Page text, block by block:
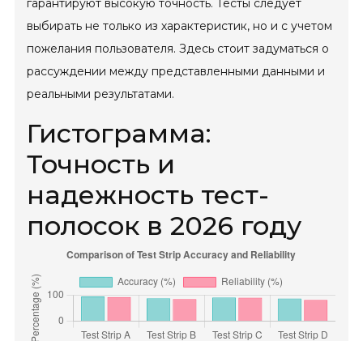
гарантируют высокую точность. Тесты следует
выбирать не только из характеристик, но и с учетом
пожелания пользователя. Здесь стоит задуматься о
рассуждении между представленными данными и
реальными результатами.
Гистограмма:
Точность и
надежность тест-
полосок в 2026 году